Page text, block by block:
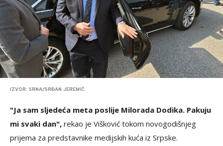
IZVOR: SRNA/SRĐAN JEREMIĆ
"Ja sam sljedeća meta poslije Milorada Dodika. Pakuju
mi svaki dan", rekao je Višković tokom novogodišnjeg
prijema za predstavnike medijskih kuća iz Srpske.